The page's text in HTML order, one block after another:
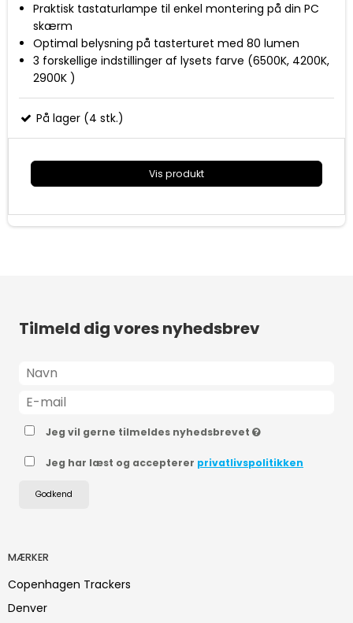
Praktisk tastaturlampe til enkel montering på din PC
skærm
Optimal belysning på tasterturet med 80 lumen
3 forskellige indstillinger af lysets farve (6500K, 4200K,
2900K )
Vinkle lys så det ikke blænder grundet asymmetriske
LED
Lampen udsender ikke blåt lys eller blinker
medfølger
Levetid op til 20.000 timer
På lager (4 stk.)
Vis produkt
Tilmeld dig vores nyhedsbrev
Jeg vil gerne tilmeldes nyhedsbrevet
Jeg har læst og accepterer privatlivspolitikken
Godkend
MÆRKER
Copenhagen Trackers
Denver